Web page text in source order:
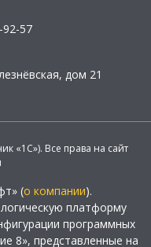
92-57
дом 21
«1С»). Все права на сайт
(о компании).
платформу
программных
8», представленные на